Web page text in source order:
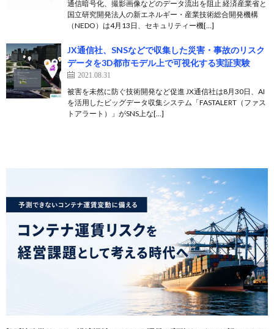
通信暗号化、撮影画像などのデータ流出を阻止 経済産業省と
国立研究開発法人の新エネルギー・産業技術総合開発機構
（NEDO）は4月13日、セキュリティー機[…]
JX通信社、SNSなどで収集した災害・事故のリスク
データを3D都市モデル上で可視化する実証実験
2021.08.31
被害を未然に防ぐ技術開発など促進 JX通信社は8月30日、AI
を活用したビッグデータ収集システム「FASTALERT（ファス
トアラート）」がSNS上な[…]